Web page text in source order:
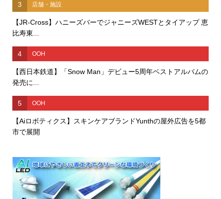
3 店舗・施設
【JR-Cross】ハニーズバーでジャニーズWESTとタイアップ 恵
比寿東...
4 OOH
【西日本鉄道】「Snow Man」デビュー5周年ベストアルバムの
発売に...
5 OOH
【Aiロボティクス】スキンケアブランドYunthの屋外広告を5都
市で展開